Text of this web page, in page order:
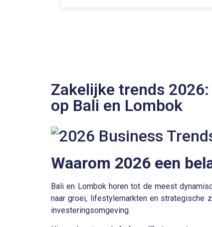
Zakelijke trends
op Bali en Lombok
Waarom 2026 een
Bali en Lombok horen tot de meest
naar groei, lifestylemarkten en strategische
investeringsomgeving.